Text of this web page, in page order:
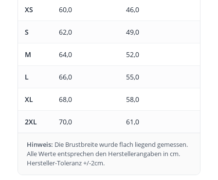
XS 60,0 46,0
S 62,0 49,0
M 64,0 52,0
L 66,0 55,0
XL 68,0 58,0
2XL 70,0 61,0
Hinweis: Die Brustbreite wurde flach liegend gemessen.
Alle Werte entsprechen den Herstellerangaben in cm.
Hersteller-Toleranz +/-2cm.